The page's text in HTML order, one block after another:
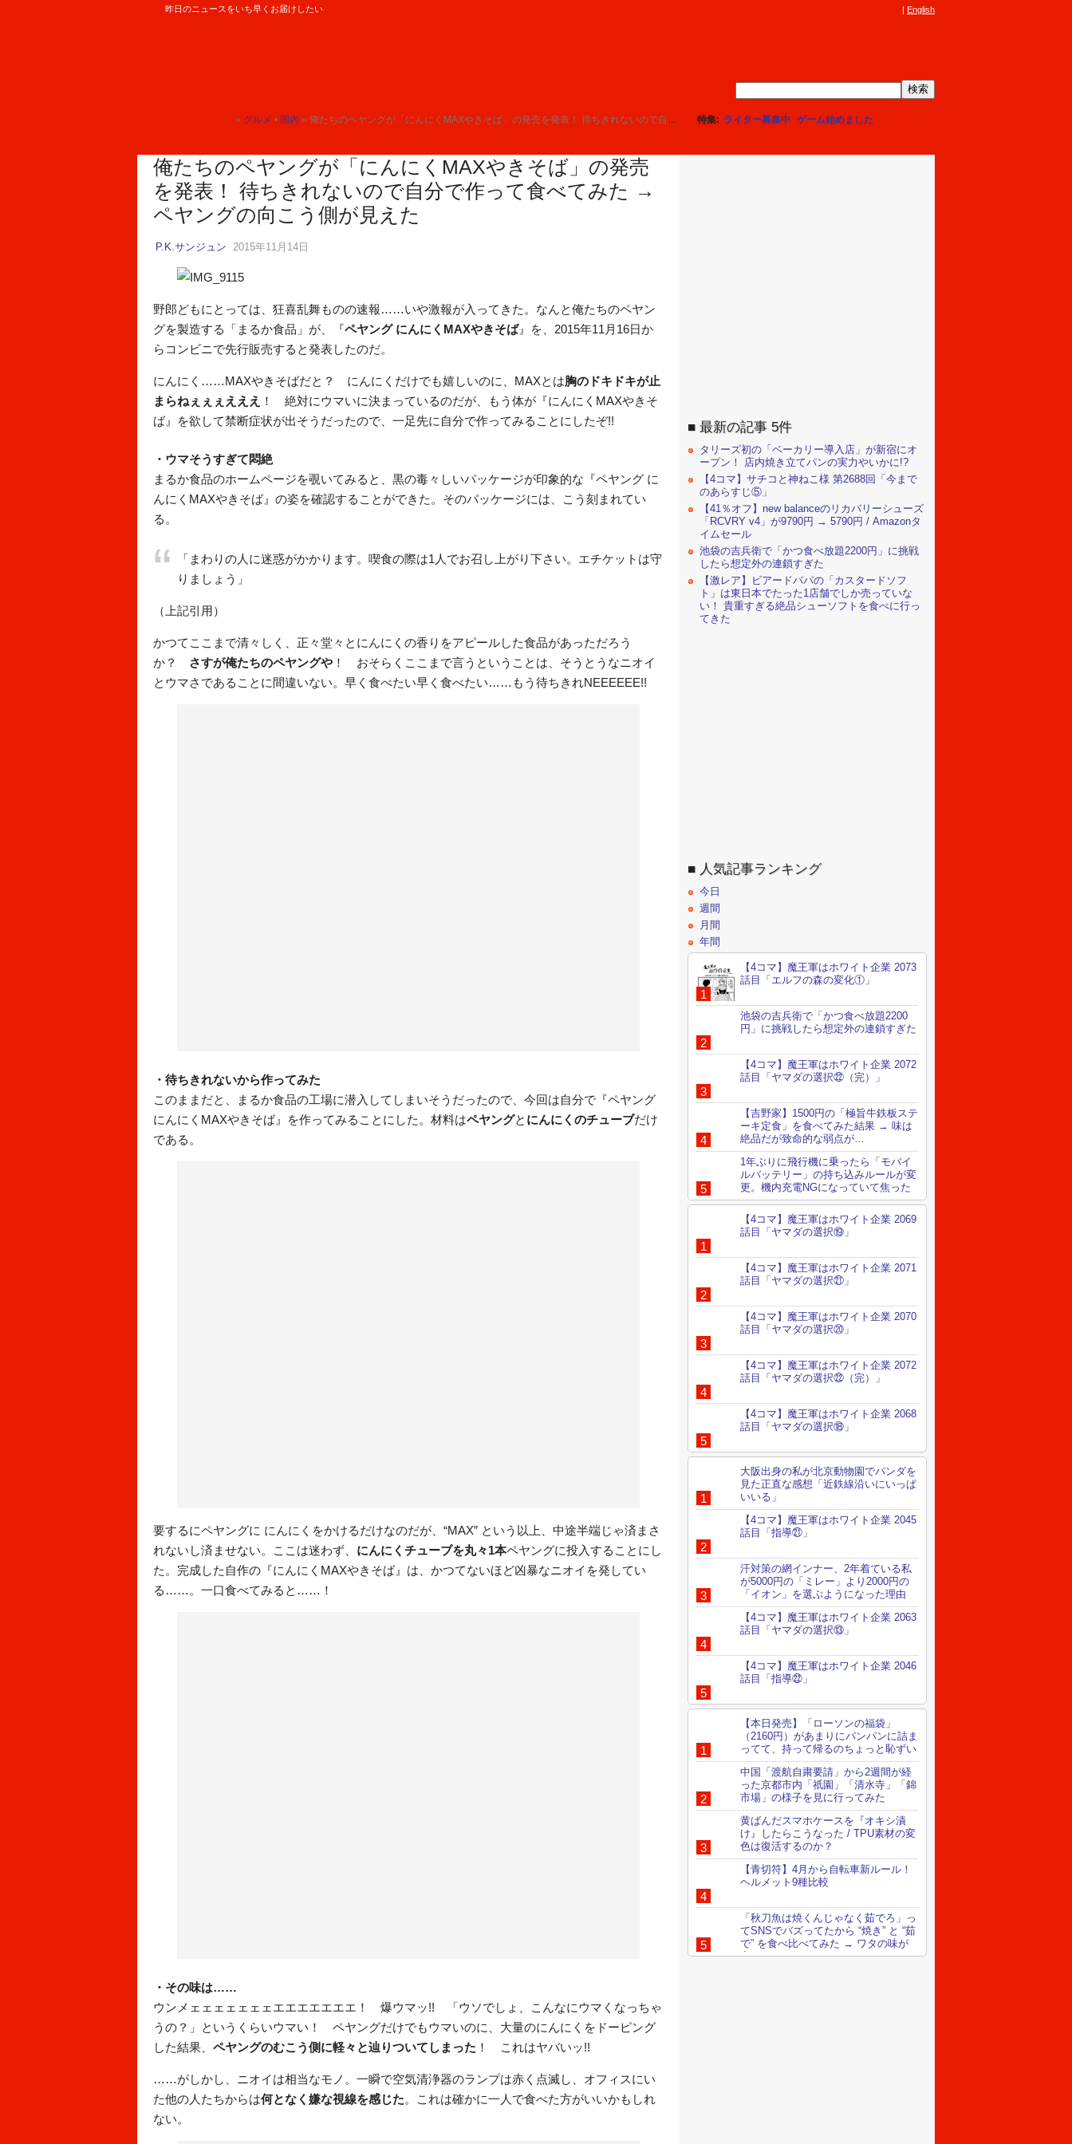
昨日のニュースをいち早くお届けしたい English
トップ
» グルメ
トップ
• 国内 » 俺たちのペヤングが「にんにくMAXやきそば」の発売を発表！ 待ちきれないので自分で作って食べてみた → ペヤングの向こう側が見えた 特集 ライター募集中 ゲーム始めました
俺たちのペヤングが「にんにくMAXやきそば」の発売
を発表！ 待ちきれないので自分で作って食べてみた →
ペヤングの向こう側が見えた
P.K.サンジュン 2015年11月14日
野郎どもにとっては、狂喜乱舞ものの速報……いや激報が入ってきた。なんと俺たちのペヤン
グを製造する「まるか食品」が、『ペヤング にんにくMAXやきそば』を、2015年11月16日か
らコンビニで先行販売すると発表したのだ。
にんにく……MAXやきそばだと？ にんにくだけでも嬉しいのに、MAXとは胸のドキドキが止
まらねぇぇぇえええ ！ 絶対にウマいに決まっているのだが、もう体が『にんにくMAXやきそ
ば』を欲して禁断症状が出そうだったので、一足先に自分で作ってみることにしたぞ!!
・ウマそうすぎて悶絶
まるか食品のホームページを覗いてみると、黒の毒々しいパッケージが印象的な『ペヤング に
んにくMAXやきそば』の姿を確認することができた。そのパッケージには、こう刻まれてい
る。
「まわりの人に迷惑がかかります。喫食の際は1人でお召し上がり下さい。エチケットは守
りましょう」
（上記引用）
かつてここまで清々しく、正々堂々とにんにくの香りをアピールした食品があっただろう
か？
さすが俺たちのペヤングや ！ おそらくここまで言うということは、そうとうなニオイ
とウマさであることに間違いない。早く食べたい早く食べたい……もう待ちきれNEEEEEE!!
・待ちきれないから作ってみた
このままだと、まるか食品の工場に潜入してしまいそうだったので、今回は自分で『ペヤング
にんにくMAXやきそば』を作ってみることにした。材料はペヤングと にんにくのチューブだけ
である。
要するにペヤングに にんにくをかけるだけなのだが、“MAX” という以上、中途半端じゃ済まさ
れないし済ませない。ここは迷わず、 にんにくチューブを丸々1本ペヤングに投入することにし
た。完成した自作の『にんにくMAXやきそば』は、かつてないほど凶暴なニオイを発してい
る……。一口食べてみると……！
・その味は……
ウンメェェェェェェェエエエエエエエ！ 爆ウマッ!! 「ウソでしょ、こんなにウマくなっちゃ
うの？」というくらいウマい！ ペヤングだけでもウマいのに、大量のにんにくをドーピング
した結果、 ペヤングのむこう側に軽々と辿りついてしまった ！ これはヤバいッ!!
……がしかし、ニオイは相当なモノ。一瞬で空気清浄器のランプは赤く点滅し、オフィスにい
た他の人たちからは何となく嫌な視線を感じた。これは確かに一人で食べた方がいいかもしれ
ない。
最新の記事 5件
タリーズ初の「ベーカリー導入店」が新宿にオ
ープン！ 店内焼き立てパンの実力やいかに!?
【4コマ】サチコと神ねこ様 第2688回「今まで
のあらすじ⑤」
【41％オフ】new balanceのリカバリーシューズ
「RCVRY v4」が9790円 → 5790円 / Amazonタ
イムセール
池袋の吉兵衛で「かつ食べ放題2200円」に挑戦
したら想定外の連鎖すぎた
【激レア】ビアードパパの「カスタードソフ
ト」は東日本でたった1店舗でしか売っていな
い！ 貴重すぎる絶品シューソフトを食べに行っ
てきた
人気記事ランキング
今日
週間
月間
年間
【4コマ】魔王軍はホワイト企業 2073
話目「エルフの森の変化①」
池袋の吉兵衛で「かつ食べ放題2200
円」に挑戦したら想定外の連鎖すぎた
【4コマ】魔王軍はホワイト企業 2072
話目「ヤマダの選択㉒（完）」
【吉野家】1500円の「極旨牛鉄板ステ
ーキ定食」を食べてみた結果 → 味は
絶品だが致命的な弱点が…
1年ぶりに飛行機に乗ったら「モバイ
ルバッテリー」の持ち込みルールが変
更。機内充電NGになっていて焦った
【4コマ】魔王軍はホワイト企業 2069
話目「ヤマダの選択⑲」
【4コマ】魔王軍はホワイト企業 2071
話目「ヤマダの選択㉑」
【4コマ】魔王軍はホワイト企業 2070
話目「ヤマダの選択⑳」
【4コマ】魔王軍はホワイト企業 2072
話目「ヤマダの選択㉒（完）」
【4コマ】魔王軍はホワイト企業 2068
話目「ヤマダの選択⑱」
大阪出身の私が北京動物園でパンダを
見た正直な感想「近鉄線沿いにいっぱ
いいる」
【4コマ】魔王軍はホワイト企業 2045
話目「指導㉑」
汗対策の網インナー、2年着ている私
が5000円の「ミレー」より2000円の
「イオン」を選ぶようになった理由
【4コマ】魔王軍はホワイト企業 2063
話目「ヤマダの選択⑬」
【4コマ】魔王軍はホワイト企業 2046
話目「指導㉒」
【本日発売】「ローソンの福袋」
（2160円）があまりにパンパンに詰ま
ってて、持って帰るのちょっと恥ずい
中国「渡航自粛要請」から2週間が経
った京都市内「祇園」「清水寺」「錦
市場」の様子を見に行ってみた
黄ばんだスマホケースを『オキシ漬
け』したらこうなった / TPU素材の変
色は復活するのか？
【青切符】4月から自転車新ルール！
ヘルメット9種比較
「秋刀魚は焼くんじゃなく茹でろ」っ
てSNSでバズってたから “焼き” と “茹
で” を食べ比べてみた → ワタの味が
変わってる！